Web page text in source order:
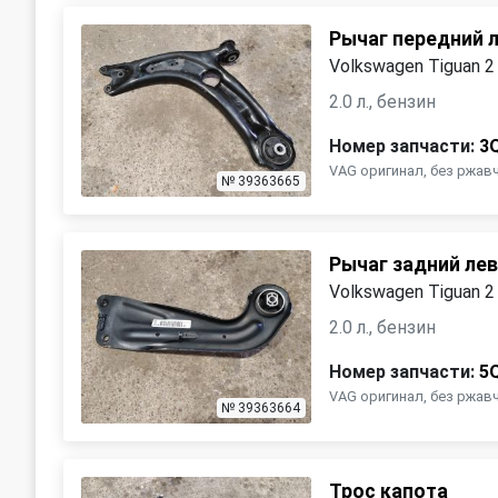
№ 39363665
Рычаг передний
Volkswagen Tiguan
2.0 л., бензин
Номер запчасти:
VAG оригинал, без
№ 39363664
Рычаг задний
Volkswagen Tiguan
2.0 л., бензин
Номер запчасти:
VAG оригинал, без
Трос капота